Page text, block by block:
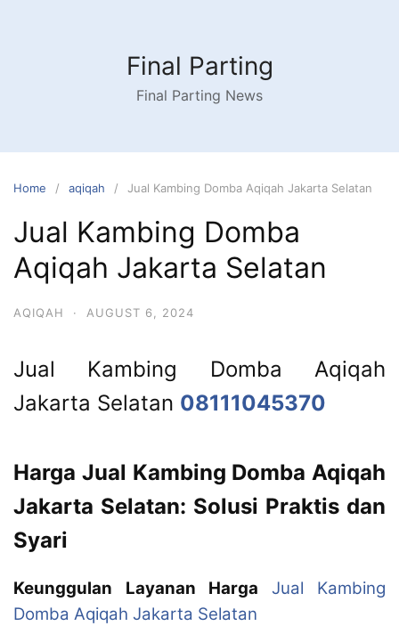
Final Parting
Final Parting News
Home aqiqah Jual Kambing Domba Aqiqah Jakarta Selatan
Jual Kambing Domba
Aqiqah Jakarta Selatan
AQIQAH · AUGUST 6, 2024
Jual Kambing Domba Aqiqah
Jakarta Selatan 08111045370
Harga Jual Kambing Domba Aqiqah
Jakarta Selatan: Solusi Praktis dan
Syari
Keunggulan Layanan Harga Jual Kambing
Domba Aqiqah Jakarta Selatan